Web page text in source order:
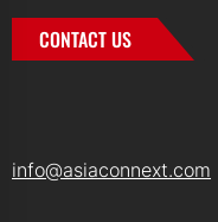
CONTACT US
info@asiaconnext.com